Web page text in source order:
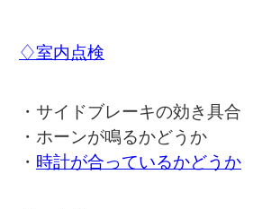
♢室内点検
・サイドブレーキの効き具合
・ホーンが鳴るかどうか
・ 時計が合っているかどうか